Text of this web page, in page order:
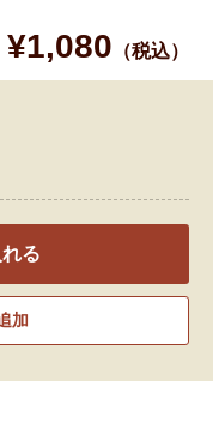
¥1,080 （税込）
る
加